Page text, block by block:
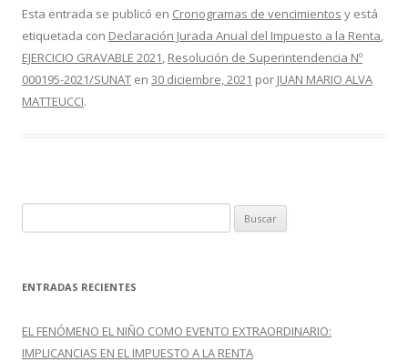
e
b
o
o
itt
er
m
p
ar
Esta entrada se publicó en Cronogramas de vencimientos y está
etiquetada con Declaración Jurada Anual del Impuesto a la Renta,
EJERCICIO GRAVABLE 2021, Resolución de Superintendencia Nº
000195-2021/SUNAT en 30 diciembre, 2021 por JUAN MARIO ALVA
MATTEUCCI.
u
c
r
:
ENTRADAS RECIENTES
EL FENÓMENO EL NIÑO COMO EVENTO EXTRAORDINARIO:
IMPLICANCIAS EN EL IMPUESTO A LA RENTA